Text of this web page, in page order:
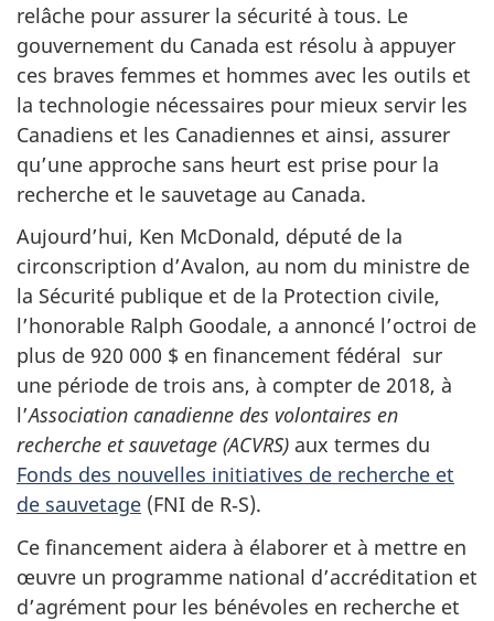
relâche pour assurer la sécurité à tous. Le
gouvernement du Canada est résolu à appuyer
ces braves femmes et hommes avec les outils et
la technologie nécessaires pour mieux servir les
Canadiens et les Canadiennes et ainsi, assurer
qu’une approche sans heurt est prise pour la
recherche et le sauvetage au Canada.
Aujourd’hui, Ken McDonald, député de la
circonscription d’Avalon, au nom du ministre de
la Sécurité publique et de la Protection civile,
l’honorable Ralph Goodale, a annoncé l’octroi de
plus de 920 000 $ en financement fédéral sur
une période de trois ans, à compter de 2018, à
l’Association canadienne des volontaires en
recherche et sauvetage (ACVRS) aux termes du
Fonds des nouvelles initiatives de recherche et
de sauvetage (FNI de R‑S).
Ce financement aidera à élaborer et à mettre en
œuvre un programme national d’accréditation et
d’agrément pour les bénévoles en recherche et